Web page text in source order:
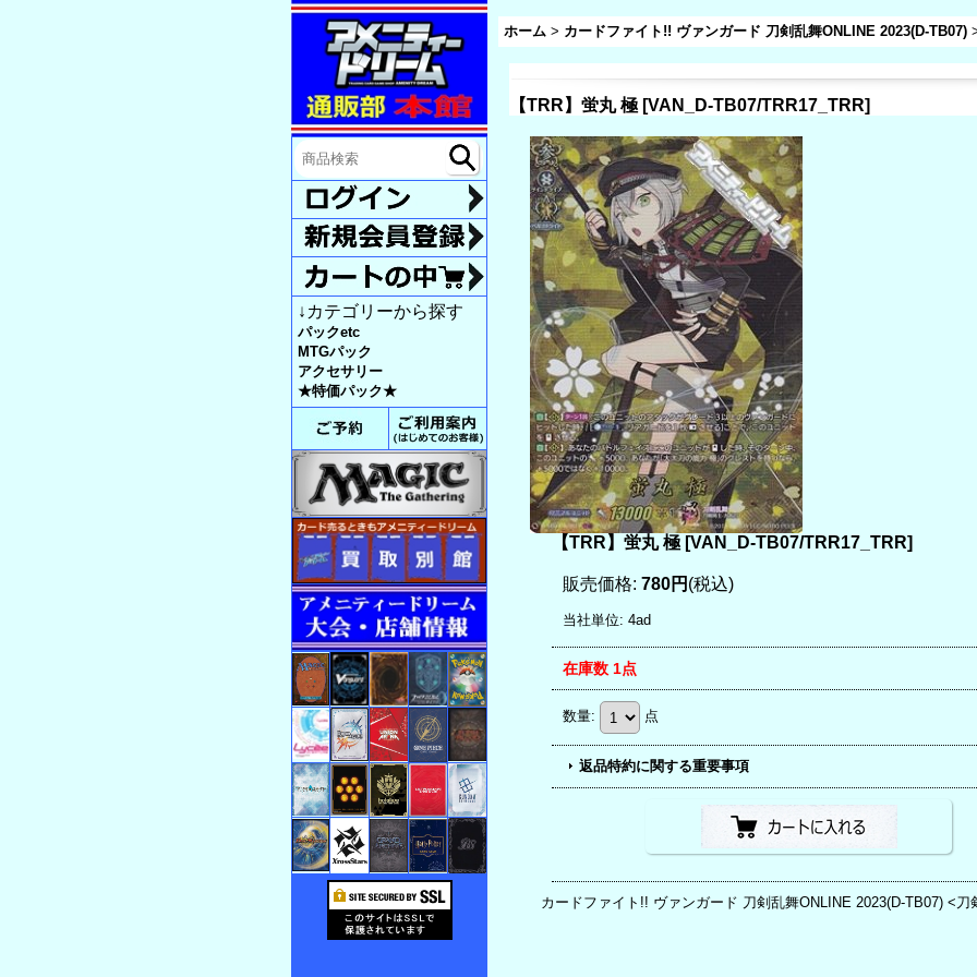
ホーム > カードファイト!! ヴァンガード 刀剣乱舞ONLINE 2023(D-TB07)
↓カテゴリーから探す
パックetc
MTGパック
アクセサリー
★特価パック★
【TRR】蛍丸 極 [VAN_D-TB07/TRR17_TRR]
【TRR】蛍丸 極 [VAN_D-TB07/TRR17_TRR]
販売価格: 780円 (税込)
当社単位: 4ad
在庫数 1点
数量: 点
返品特約に関する重要事項
カードファイト!! ヴァンガード 刀剣乱舞ONLINE 2023(D-TB07) <刀